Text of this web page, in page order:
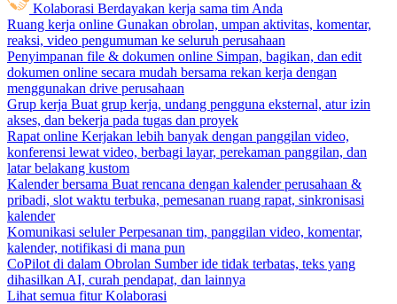
Kolaborasi Berdayakan kerja sama tim Anda
Ruang kerja online Gunakan obrolan, umpan aktivitas, komentar,
reaksi, video pengumuman ke seluruh perusahaan
Penyimpanan file & dokumen online Simpan, bagikan, dan edit
dokumen online secara mudah bersama rekan kerja dengan
menggunakan drive perusahaan
Grup kerja Buat grup kerja, undang pengguna eksternal, atur izin
akses, dan bekerja pada tugas dan proyek
Rapat online Kerjakan lebih banyak dengan panggilan video,
konferensi lewat video, berbagi layar, perekaman panggilan, dan
latar belakang kustom
Kalender bersama Buat rencana dengan kalender perusahaan &
pribadi, slot waktu terbuka, pemesanan ruang rapat, sinkronisasi
kalender
Komunikasi seluler Perpesanan tim, panggilan video, komentar,
kalender, notifikasi di mana pun
CoPilot di dalam Obrolan Sumber ide tidak terbatas, teks yang
dihasilkan AI, curah pendapat, dan lainnya
Lihat semua fitur Kolaborasi